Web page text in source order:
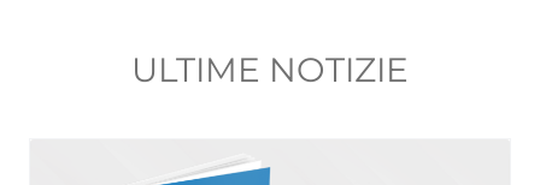
ULTIME NOTIZIE